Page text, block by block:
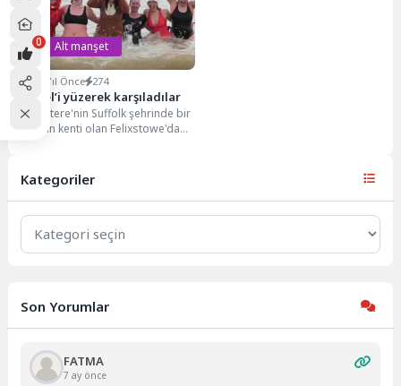
Alt manşet
3 Yıl Önce 274
Noel’i yüzerek karşıladılar
İngiltere'nin Suffolk şehrinde bir
liman kenti olan Felixstowe'da
Kategoriler
Kategoriler
Son Yorumlar
FATMA
7 ay önce
0